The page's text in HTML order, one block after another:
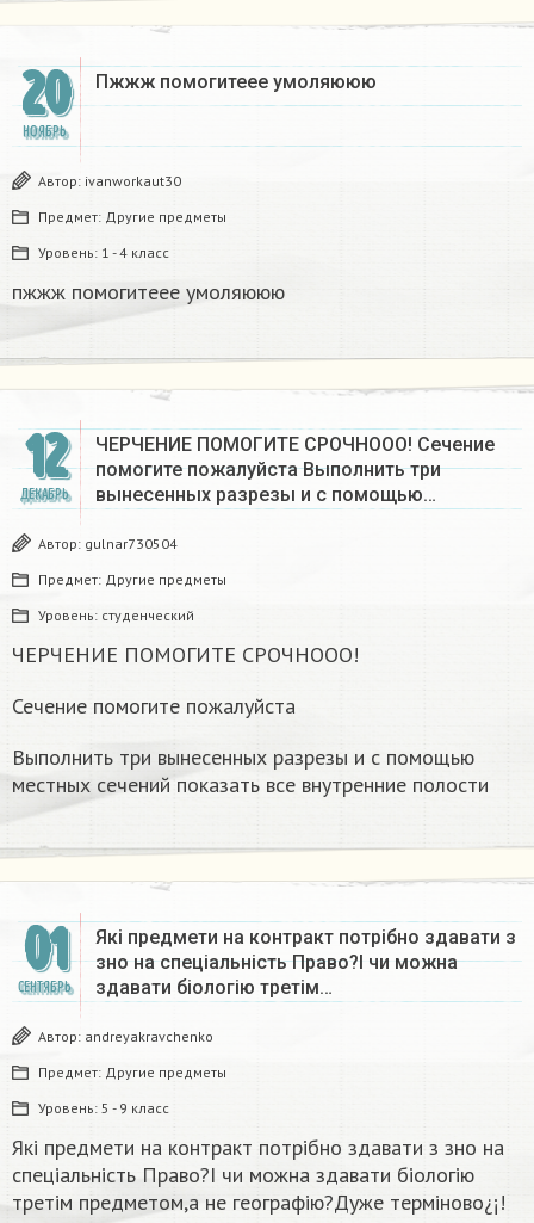
20
НОЯБРЬ
Пжжж помогитеее умоляююю​
Автор: ivanworkaut30
Предмет: Другие предметы
Уровень: 1 - 4 класс
пжжж помогитеее умоляююю​
12
ДЕКАБРЬ
ЧЕРЧЕНИЕ ПОМОГИТЕ СРОЧНООО! Сечение
помогите пожалуйста Выполнить три
вынесенных разрезы и с помощью…
Автор: gulnar730504
Предмет: Другие предметы
Уровень: студенческий
ЧЕРЧЕНИЕ ПОМОГИТЕ СРОЧНООО!
Сечение помогите пожалуйста
Выполнить три вынесенных разрезы и с помощью
местных сечений показать все внутренние полости
01
СЕНТЯБРЬ
Які предмети на контракт потрібно здавати з
зно на спеціальність Право?І чи можна
здавати біологію третім…
Автор: andreyakravchenko
Предмет: Другие предметы
Уровень: 5 - 9 класс
Які предмети на контракт потрібно здавати з зно на
спеціальність Право?І чи можна здавати біологію
третім предметом,а не географію?Дуже терміново¿¡!